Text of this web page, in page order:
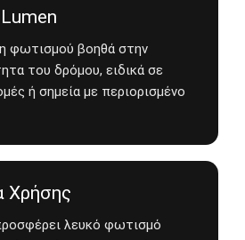
φωτισμού βοηθά στην
του δρόμου, ειδικά σε
ή σημεία με περιορισμένο
Χρήσης
λευκό φωτισμό